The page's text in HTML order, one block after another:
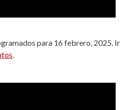
para 16 febrero, 2025. Ir